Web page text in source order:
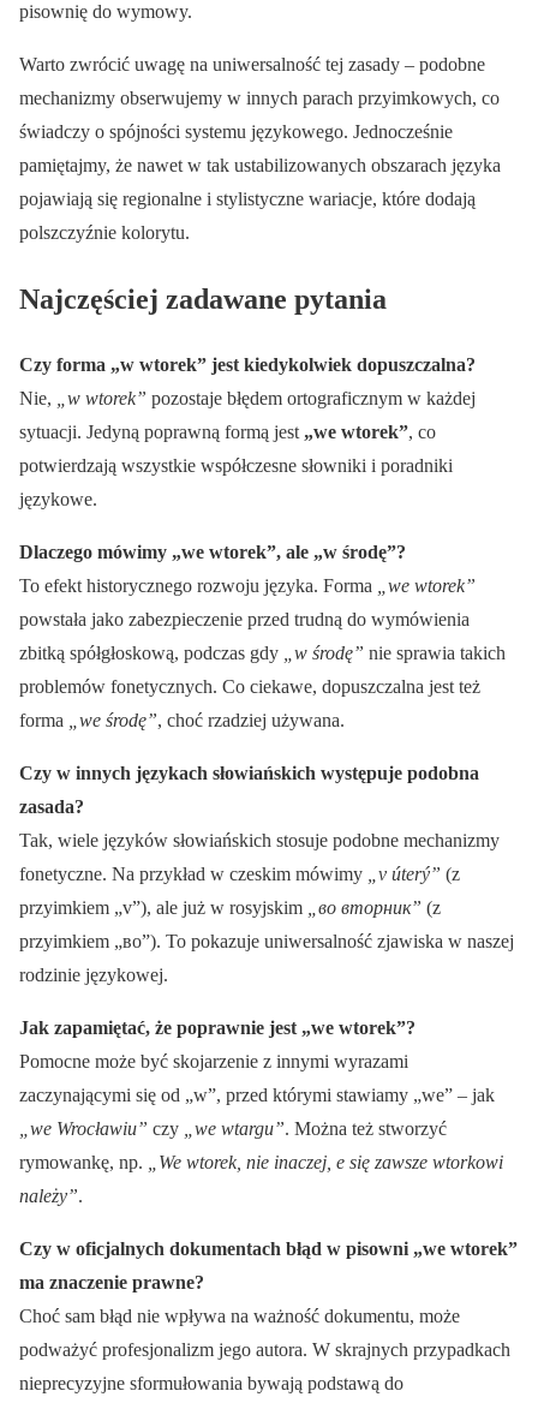
pisownię do wymowy.
Warto zwrócić uwagę na uniwersalność tej zasady – podobne
mechanizmy obserwujemy w innych parach przyimkowych, co
świadczy o spójności systemu językowego. Jednocześnie
pamiętajmy, że nawet w tak ustabilizowanych obszarach języka
pojawiają się regionalne i stylistyczne wariacje, które dodają
polszczyźnie kolorytu.
Najczęściej zadawane pytania
Czy forma „w wtorek” jest kiedykolwiek dopuszczalna?
Nie,
„w wtorek” pozostaje błędem ortograficznym w każdej
sytuacji. Jedyną poprawną formą jest „we wtorek”, co
potwierdzają wszystkie współczesne słowniki i poradniki
językowe.
Dlaczego mówimy „we wtorek”, ale „w środę”?
To efekt historycznego rozwoju języka. Forma
„we wtorek”
powstała jako zabezpieczenie przed trudną do wymówienia
zbitką spółgłoskową, podczas gdy
„w środę” nie sprawia takich
problemów fonetycznych. Co ciekawe, dopuszczalna jest też
forma
„we środę”, choć rzadziej używana.
Czy w innych językach słowiańskich występuje podobna
zasada?
Tak, wiele języków słowiańskich stosuje podobne mechanizmy
fonetyczne. Na przykład w czeskim mówimy
„v úterý” (z
przyimkiem „v”), ale już w rosyjskim
„во вторник” (z
przyimkiem „во”). To pokazuje uniwersalność zjawiska w naszej
rodzinie językowej.
Jak zapamiętać, że poprawnie jest „we wtorek”?
Pomocne może być skojarzenie z innymi wyrazami
zaczynającymi się od „w”, przed którymi stawiamy „we” – jak
„we Wrocławiu” czy „we wtargu”. Można też stworzyć
rymowankę, np.
„We wtorek, nie inaczej, e się zawsze wtorkowi
należy”.
Czy w oficjalnych dokumentach błąd w pisowni „we wtorek”
ma znaczenie prawne?
Choć sam błąd nie wpływa na ważność dokumentu, może
podważyć profesjonalizm jego autora. W skrajnych przypadkach
nieprecyzyjne sformułowania bywają podstawą do